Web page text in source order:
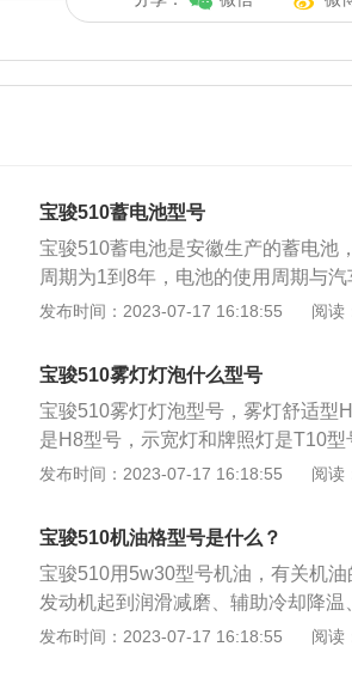
宝骏510蓄电池型号
宝骏510蓄电池是安徽生产的蓄电池
周期为1到8年，电池的使用周期与
的情况下，一辆汽车的电瓶正常的使
机提供强大的起动电流（10A左右）
电设备供电；3、当发动机处于怠速
容量电容器，可以保护汽车的用电
势时，将一部分电能转变为化学能储
发布时间：2023-07-17 16:18:55 阅读
宝骏510雾灯灯泡什么型号
宝骏510雾灯灯泡型号，雾灯舒适型
是H8型号，示宽灯和牌照灯是T10
后雾灯是指在雾、雪、雨或尘埃弥漫
注意事项：由于防雾灯亮度高、穿透
使用能够有效预防事故的发生。在
发布时间：2023-07-17 16:18:55 阅读
宝骏510机油格型号是什么？
宝骏510用5w30型号机油，有关机
发动机起到润滑减磨、辅助冷却降
用。 机油的组成： 机油由基础油和
发布时间：2023-07-17 16:18:55 阅读